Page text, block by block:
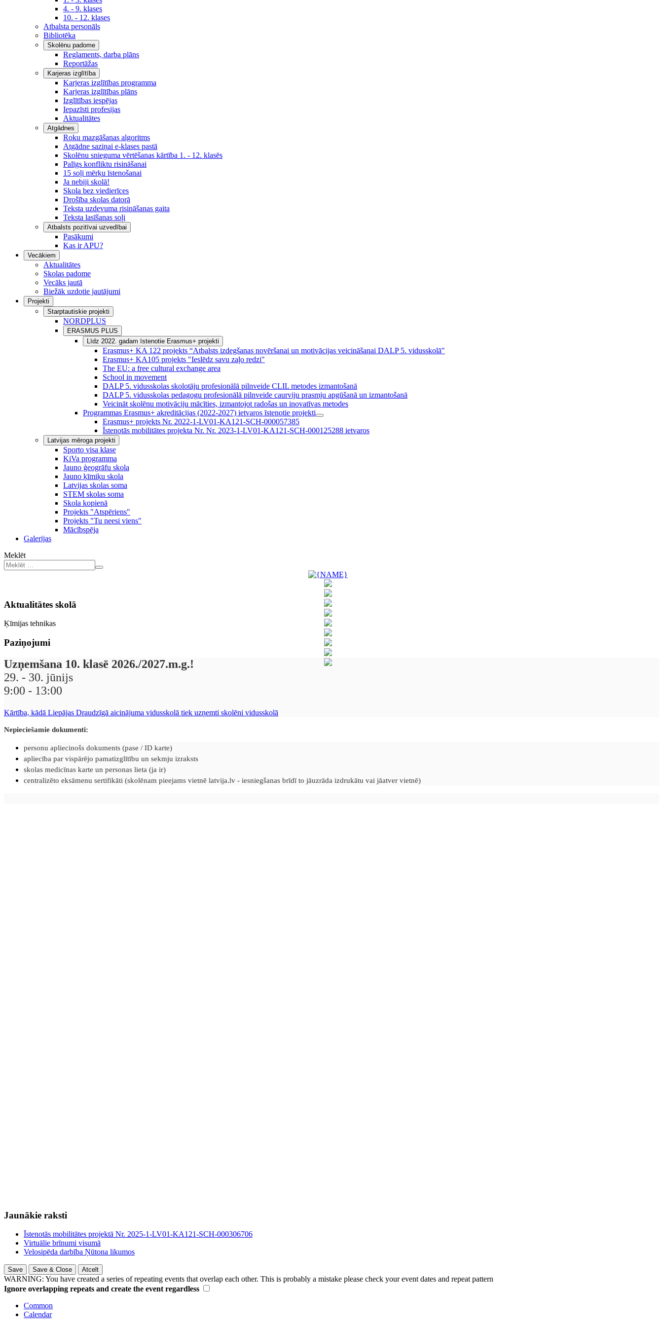
4. - 9. klases
10. - 12. klases
Atbalsta personāls
Bibliotēka
Skolēnu padome
Reglaments, darba plāns
Reportāžas
Karjeras izglītība
Karjeras izglītības programma
Karjeras izglītības plāns
Izglītības iespējas
Iepazīsti profesijas
Aktualitātes
Atgādnes
Roku mazgāšanas algoritms
Atgādne saziņai e-klases pastā
Skolēnu snieguma vērtēšanas kārtība 1. - 12. klasēs
Palīgs konfliktu risināšanai
15 soļi mērķu īstenošanai
Ja nebiji skolā!
Skola bez viedierīces
Drošība skolas datorā
Teksta uzdevuma risināšanas gaita
Teksta lasīšanas soļi
Atbalsts pozitīvai uzvedībai
Pasākumi
Kas ir APU?
Vecākiem
Aktualitātes
Skolas padome
Vecāks jautā
Biežāk uzdotie jautājumi
Projekti
Starptautiskie projekti
NORDPLUS
ERASMUS PLUS
Līdz 2022. gadam īstenotie Erasmus+ projekti
Erasmus+ KA 122 projekts “Atbalsts izdegšanas novēršanai un motivācijas veicināšanai DALP 5. vidusskolā"
Erasmus+ KA105 projekts "Ieslēdz savu zaļo redzi"
The EU: a free cultural exchange area
School in movement
DALP 5. vidusskolas skolotāju profesionālā pilnveide CLIL metodes izmantošanā
DALP 5. vidusskolas pedagogu profesionālā pilnveide caurviju prasmju apgūšanā un izmantošanā
Veicināt skolēnu motivāciju mācīties, izmantojot radošas un inovatīvas metodes
Programmas Erasmus+ akreditācijas (2022-2027) ietvaros īstenotie projekti
Erasmus+ projekts Nr. 2022-1-LV01-KA121-SCH-000057385
Īstenotās mobilitātes projekta Nr. Nr. 2023-1-LV01-KA121-SCH-000125288 ietvaros
Latvijas mēroga projekti
Sporto visa klase
KiVa programma
Jauno ģeogrāfu skola
Jauno ķīmiķu skola
Latvijas skolas soma
STEM skolas soma
Skola kopienā
Projekts "Atspēriens"
Projekts "Tu neesi viens"
Mācībspēja
Galerijas
Meklēt
Aktualitātes skolā
Ķīmijas tehnikas
Paziņojumi
Uzņemšana 10. klasē 2026./2027.m.g.!
29. - 30. jūnijs
9:00 - 13:00
Kārtība, kādā Liepājas Draudzīgā aicinājuma vidusskolā tiek uzņemti skolēni vidusskolā
Nepieciešamie dokumenti:
personu apliecinošs dokuments (pase / ID karte)
apliecība par vispārējo pamatizglītību un sekmju izraksts
skolas medicīnas karte un personas lieta (ja ir)
centralizēto eksāmenu sertifikāti (skolēnam pieejams vietnē latvija.lv - iesniegšanas brīdī to jāuzrāda izdrukātu vai jāatver vietnē)
Jaunākie raksti
Īstenotās mobilitātes projektā Nr. 2025-1-LV01-KA121-SCH-000306706
Virtuālie brīnumi visumā
Velosipēda darbība Ņūtona likumos
Save Save & Close Atcelt
WARNING: You have created a series of repeating events that overlap each other. This is probably a mistake please check your event dates and repeat pattern
Ignore overlapping repeats and create the event regardless
Common
Calendar